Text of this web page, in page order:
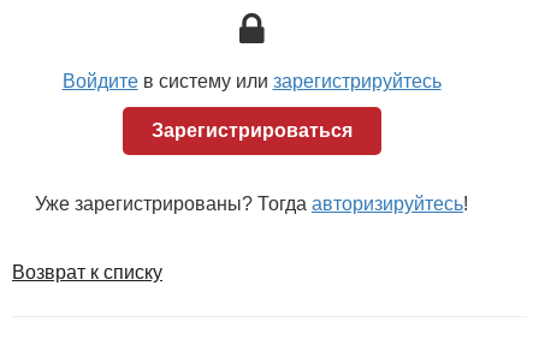
Войдитев систему или зарегистрируйтесь
Зарегистрироваться
Уже зарегистрированы? Тогда авторизируйтесь!
Возврат к списку